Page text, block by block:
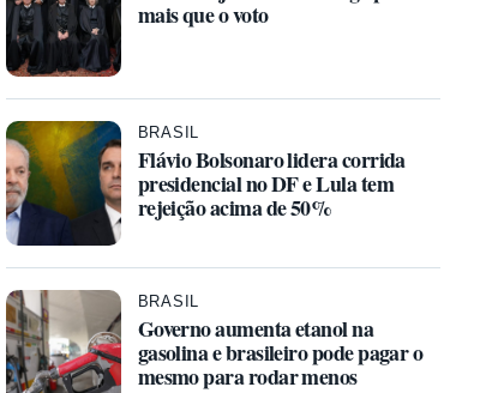
mais que o voto
BRASIL
Flávio Bolsonaro lidera corrida
presidencial no DF e Lula tem
rejeição acima de 50%
BRASIL
Governo aumenta etanol na
gasolina e brasileiro pode pagar o
mesmo para rodar menos